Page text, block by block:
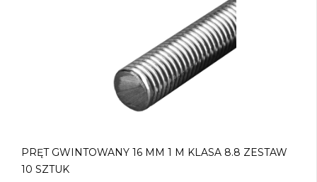
PRĘT GWINTOWANY 16 MM 1 M KLASA 8.8 ZESTAW
10 SZTUK